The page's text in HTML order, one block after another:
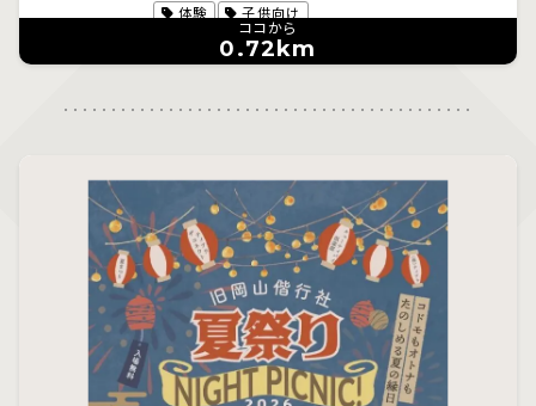
ココから
0.72km
体験
子供向け